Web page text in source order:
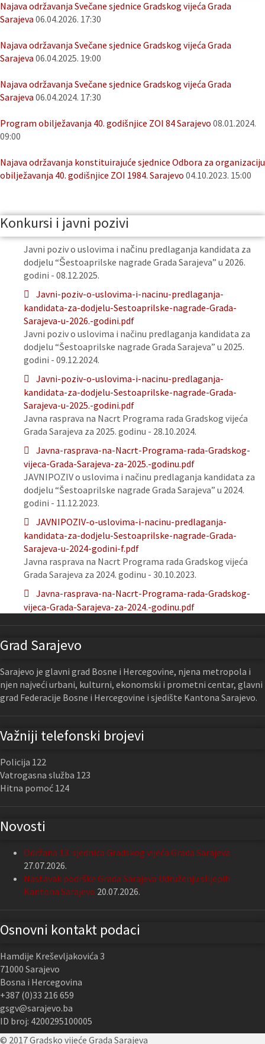
Najava održavanja Svečane sjednice Gradskog vijeća Grada
Sarajeva 06.04.2026. 17:30
Najava održavanja Svečane sjednice Gradskog vijeća Grada
Sarajeva 06.04.2025. 19:00
Najava održavanja Svečane sjednice Gradskog vijeća Grada
Sarajeva 06.04.2024. 17:30
Program obilježavanja 40. godišnjice ZOI 84 Sarajevo 08.01.2024.
09:00
Najava održavanja konstituirajuće sjednice Odbora za organizaciju
obilježavanja 40. godišnjice ZOI 1984. Sarajevo 04.10.2023. 15:00
Konkursi i javni pozivi
Javni poziv o uslovima i načinu predlaganja kandidata za
dodjelu “Šestoaprilske nagrade Grada Sarajeva” u 2026.
godini - 08.12.2025.
Javni-poziv-o-uslovima-i-nacinu-predlaganja-
kandidata-za-dodjelu-Sestoaprilske-nagrade-Grada-
Sarajeva-u-2026.-godini.pdf
Javni poziv o uslovima i načinu predlaganja kandidata za
dodjelu “Šestoaprilske nagrade Grada Sarajeva” u 2025.
godini - 09.12.2024.
Javni-poziv-o-uslovima-i-nacinu-predlaganja-
kandidata-za-dodjelu-Sestoaprilske-nagrade-Grada-
Sarajeva-u-2025.-godini.pdf
Javna rasprava na Nacrt Programa rada Gradskog vijeća
Grada Sarajeva za 2025. godinu - 28.10.2024.
Javna-rasprava-na-Nacrt-Programa-rada-Gradskog-
vijeca-Grada-Sarajeva-za-2025.-godinu.pdf
JAVNIPOZIV o uslovima i načinu predlaganja kandidata za
dodjelu “Šestoaprilske nagrade Grada Sarajeva” u 2024.
godini - 11.12.2023.
JAVNIPOZIV-o-uslovima-i-nacinu-predlaganja-
kandidata-za-dodjelu-Sestoaprilske-nagrade-Grada-
Sarajeva-u-2024-godini-f.pdf
Javna rasprava na Nacrt Programa rada Gradskog vijeća
Grada Sarajeva za 2024. godinu - 30.10.2023.
Javna-rasprava-na-Nacrt-Programa-rada-Gradskog-
vijeca-Grada-Sarajeva-za-2024.-godinu.pdf
Grad Sarajevo
Sarajevo je glavni grad Bosne i Hercegovine, njena metropola i
njen najveći urbani, kulturni, ekonomski i prometni centar, glavni
grad Federacije Bosne i Hercegovine i sjedište Kantona Sarajevo.
Važniji telefonski brojevi
Policija 122
Vatrogasna služba 123
Hitna pomoć 124
Novosti
Održana 13. sjednica Gradskog vijeća Grada Sarajeva
27.07.2026.
Nastavak podrške Grada Sarajeva Udruženju slijepih
Kantona Sarajevo 20.07.2026.
Osnovni kontakt podaci
Hamdije Kreševljakovića 3
71000 Sarajevo
Bosna i Hercegovina
+387 (0)33 216 659
gsgv@sarajevo.ba
ID broj: 4200295100005
© 2017 Gradsko vijeće Grada Sarajeva